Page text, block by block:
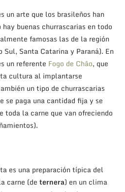
un arte que los brasileños han
buenas churrascarias en todo
famosas las de la región
Sul, Santa Catarina y Paraná). En
un referente Fogo de Chão, que
cultura al implantarse
un tipo de churrascarias
se paga una cantidad fija y se
toda la carne que van ofreciendo
es una preparación típica del
carne (de ternera) en un clima